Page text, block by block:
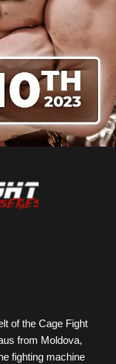
of the Cage Fight
from Moldova,
fighting machine